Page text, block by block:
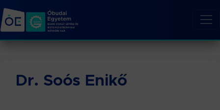
Dr. Soós Enikő